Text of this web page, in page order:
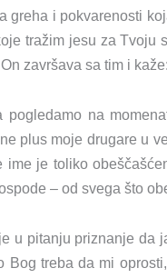
greha i pokvarenosti
tražim jesu za Tvoju
završava sa tim i
pogledamo na
plus moje drugare u
ime je toliko
– od svega što
u pitanju priznanje da
Bog treba da mi